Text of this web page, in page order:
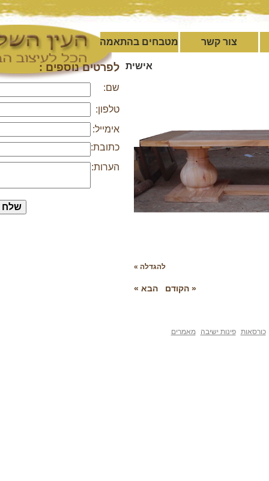
צור קשר מטבחים בהתאמה
לפרטים נוספים :
אימייל:
כתובת:
הערות:
להגדלה »
« הקודם הבא »
פינות ישיבה מאמרים